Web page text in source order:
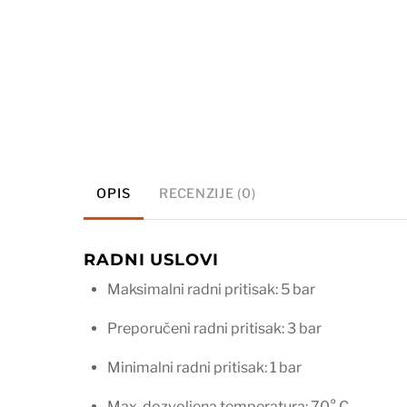
OPIS RECENZIJE (0)
RADNI USLOVI
Maksimalni radni pritisak: 5 bar
Preporučeni radni pritisak: 3 bar
Minimalni radni pritisak: 1 bar